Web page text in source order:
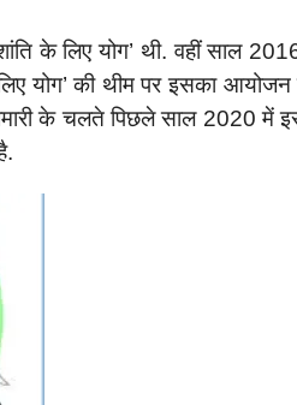
के लिए योग’ थी. वहीं साल
योग’ की थीम पर इसका
के चलते पिछले साल 2020 में